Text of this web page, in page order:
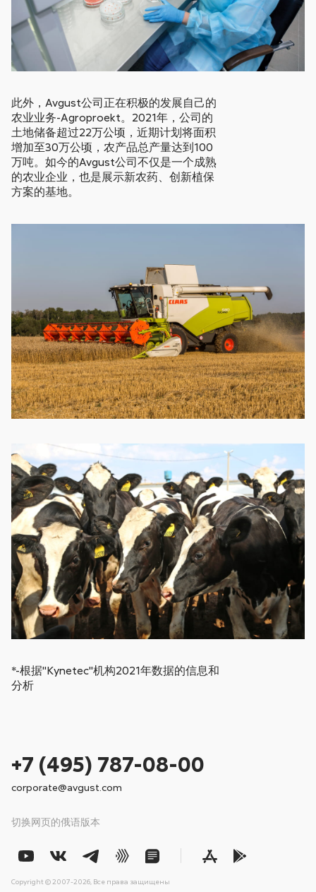
此外，Avgust公司正在积极的发展自己的
农业业务-Agroproekt。2021年，公司的
土地储备超过22万公顷，近期计划将面积
增加至30万公顷，农产品总产量达到100
万吨。如今的Avgust公司不仅是一个成熟
的农业企业，也是展示新农药、创新植保
方案的基地。
*-根据"Kynetec"机构2021年数据的信息和
分析
切换网页的俄语版本
+7 (495) 787-08-00
corporate@avgust.com
Copyright © 2007-2026, Все права защищены